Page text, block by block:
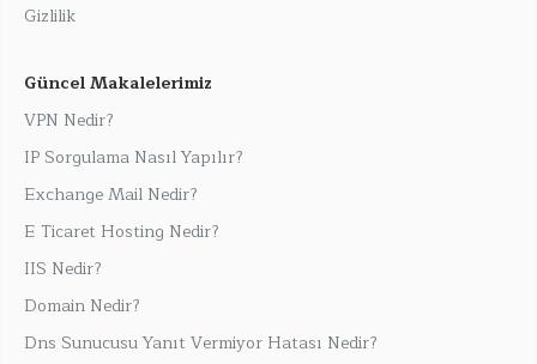
Gizlilik
Güncel Makalelerimiz
VPN Nedir?
IP Sorgulama Nasıl Yapılır?
Exchange Mail Nedir?
E Ticaret Hosting Nedir?
IIS Nedir?
Domain Nedir?
Dns Sunucusu Yanıt Vermiyor Hatası Nedir?